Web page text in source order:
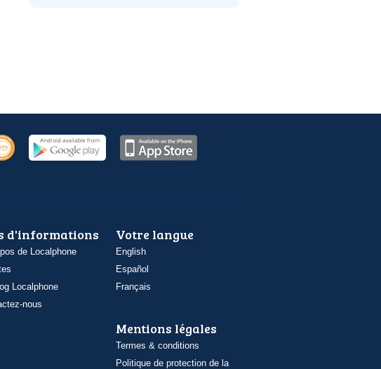
d'informations
de Localphone
Localphone
nous
Votre langue
English
Español
Français
Mentions légales
Termes & conditions
Politique de protection de la